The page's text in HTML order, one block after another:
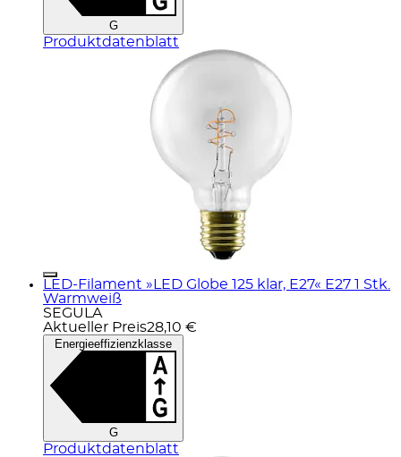
G
Produktdatenblatt
LED-Filament »LED Globe 125 klar, E27« E27 1 Stk.
Warmweiß
SEGULA
Aktueller Preis28,10 €
Energieeffizienzklasse
G
Produktdatenblatt